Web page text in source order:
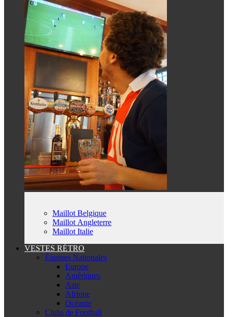
Maillot Belgique
Maillot Angleterre
Maillot Italie
VESTES RÉTRO
Équipes Nationales
Europe
Amériques
Asie
Afrique
Océanie
Clubs de Football